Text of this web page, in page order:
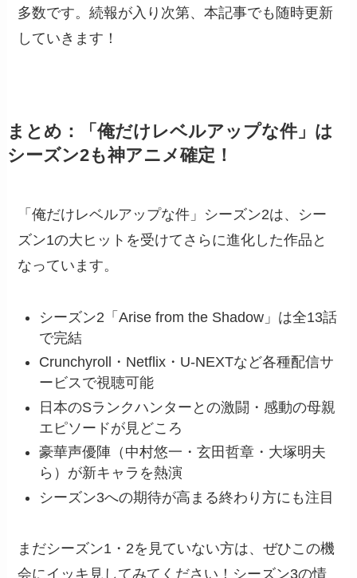
多数です。続報が入り次第、本記事でも随時更新
していきます！
まとめ：「俺だけレベルアップな件」は
シーズン2も神アニメ確定！
「俺だけレベルアップな件」シーズン2は、シー
ズン1の大ヒットを受けてさらに進化した作品と
なっています。
シーズン2「Arise from the Shadow」は全13話
で完結
Crunchyroll・Netflix・U-NEXTなど各種配信サ
ービスで視聴可能
日本のSランクハンターとの激闘・感動の母親
エピソードが見どころ
豪華声優陣（中村悠一・玄田哲章・大塚明夫
ら）が新キャラを熱演
シーズン3への期待が高まる終わり方にも注目
まだシーズン1・2を見ていない方は、ぜひこの機
会にイッキ見してみてください！シーズン3の情